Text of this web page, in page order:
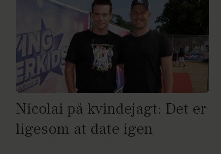
Nicolai på kvindejagt: Det er
ligesom at date igen